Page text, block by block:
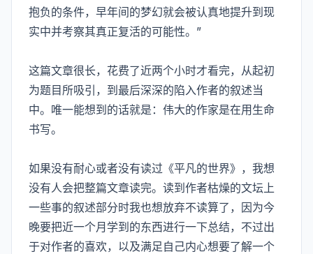
抱负的条件，早年间的梦幻就会被认真地提升到现
实中并考察其真正复活的可能性。”
这篇文章很长，花费了近两个小时才看完，从起初
为题目所吸引，到最后深深的陷入作者的叙述当
中。唯一能想到的话就是：伟大的作家是在用生命
书写。
如果没有耐心或者没有读过《平凡的世界》，我想
没有人会把整篇文章读完。读到作者枯燥的文坛上
一些事的叙述部分时我也想放弃不读算了，因为今
晚要把近一个月学到的东西进行一下总结，不过出
于对作者的喜欢，以及满足自己内心想要了解一个